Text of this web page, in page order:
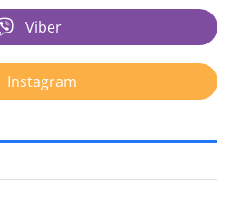
Viber
Instagram